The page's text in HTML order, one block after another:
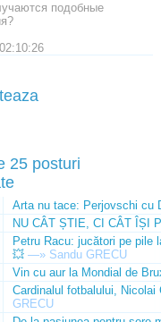
подобные
25 posturi
Arta nu tace: Perjovschi cu
NU CÂT ȘTIE, CI CÂT ÎȘI
Petru Racu: jucători pe pile
💥 —» Sandu GRECU
Vin cu aur la Mondial de
Cardinalul fotbalului,
GRECU